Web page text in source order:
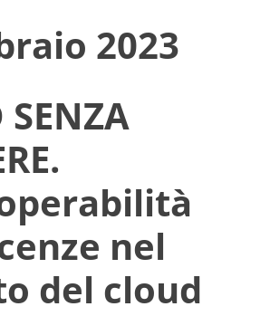
2023
SENZA
nel
del cloud